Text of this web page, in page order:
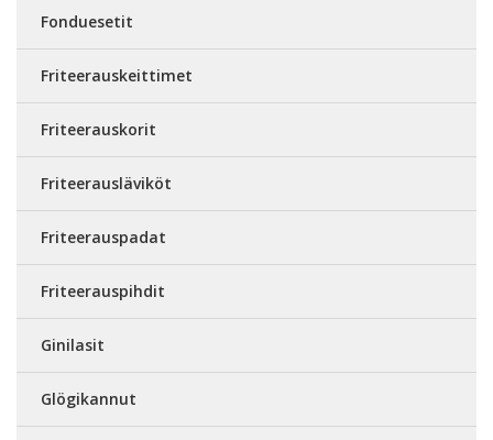
Fonduesetit
Friteerauskeittimet
Friteerauskorit
Friteerausläviköt
Friteerauspadat
Friteerauspihdit
Ginilasit
Glögikannut